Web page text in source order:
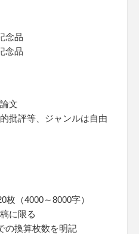
念品
念品
文
批評等、ジャンルは自由
（4000～8000字）
に限る
の換算枚数を明記